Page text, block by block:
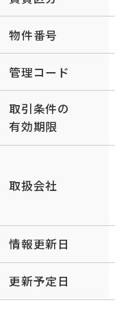
物件番号
管理コード
取引条件の
有効期限
取扱会社
情報更新日
更新予定日